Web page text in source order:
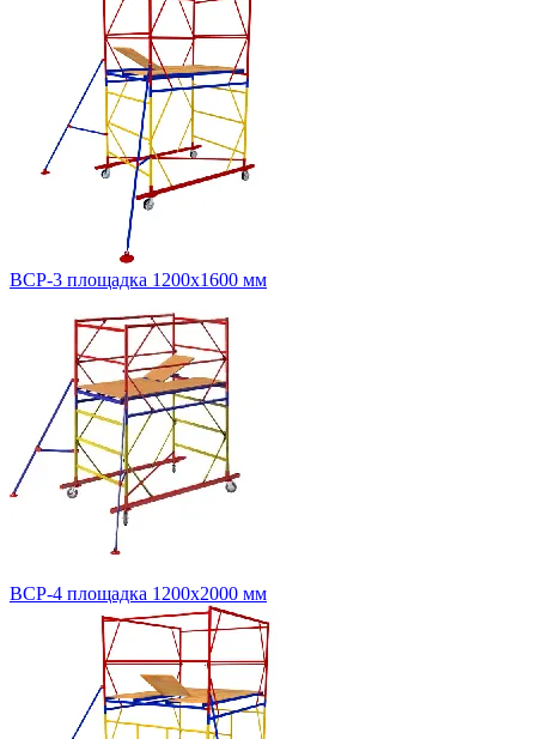
ВСР-3 площадка 1200х1600 мм
ВСР-4 площадка 1200х2000 мм